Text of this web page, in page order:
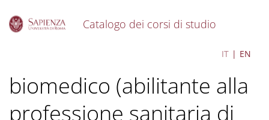
Catalogo dei corsi di studio
IT EN
Tecniche di laboratorio
biomedico (abilitante alla
professione sanitaria di